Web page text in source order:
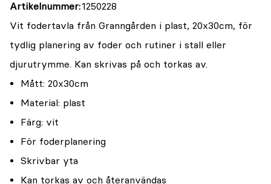
Artikelnummer 1250228
Vit fodertavla från Granngården i plast, 20x30cm, för
tydlig planering av foder och rutiner i stall eller
djurutrymme. Kan skrivas på och torkas av.
Mått: 20x30cm
Material: plast
Färg: vit
För foderplanering
Skrivbar yta
Kan torkas av och återanvändas